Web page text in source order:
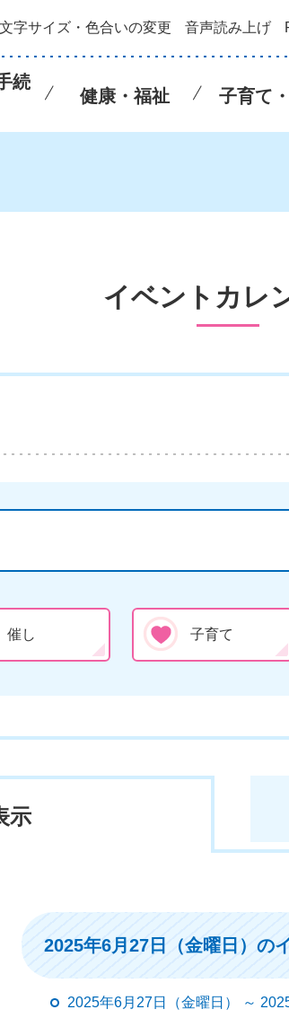
文字サイズ・色合いの変更 音声読み上げ
続
健康・福祉 子育て
イベントカレ
催し 子育て
示
2025年6月27日（金曜日）の
2025年6月27日（金曜日） ～